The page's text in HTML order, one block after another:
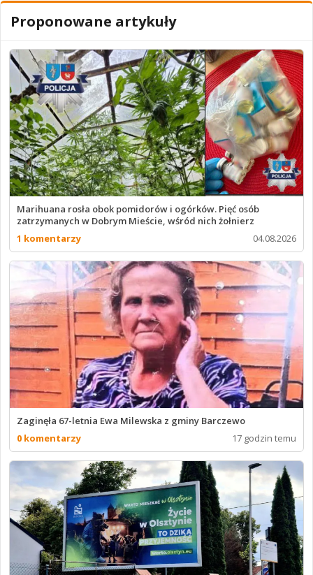
Proponowane artykuły
Marihuana rosła obok pomidorów i ogórków. Pięć osób
zatrzymanych w Dobrym Mieście, wśród nich żołnierz
1 komentarzy
04.08.2026
Zaginęła 67-letnia Ewa Milewska z gminy Barczewo
0 komentarzy
17 godzin temu